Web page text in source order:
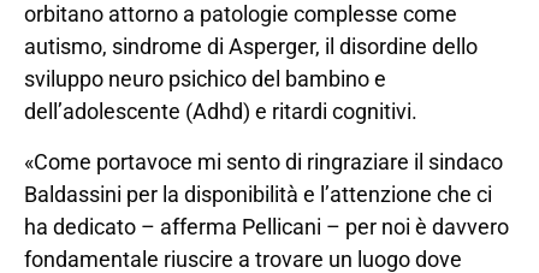
orbitano attorno a patologie complesse come
autismo, sindrome di Asperger, il disordine dello
sviluppo neuro psichico del bambino e
dell’adolescente (Adhd) e ritardi cognitivi.
«Come portavoce mi sento di ringraziare il sindaco
Baldassini per la disponibilità e l’attenzione che ci
ha dedicato – afferma Pellicani – per noi è davvero
fondamentale riuscire a trovare un luogo dove